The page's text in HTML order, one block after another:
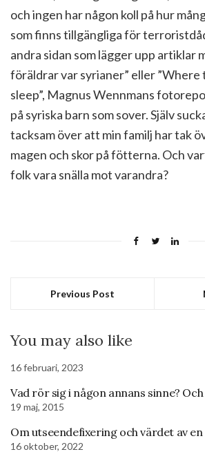
och ingen har någon koll på hur
som finns tillgängliga för
andra sidan som lägger upp artiklar
föräldrar var syrianer” eller ”Where
sleep”, Magnus Wennmans
på syriska barn som sover. Själv
tacksam över att min familj har tak
magen och skor på fötterna. Och
folk vara snälla mot varandra?
Previous Post
You may also like
16 februari, 2023
Vad rör sig i någon annans sinne?
19 maj, 2015
Om utseendefixering och värdet av en
16 oktober, 2022